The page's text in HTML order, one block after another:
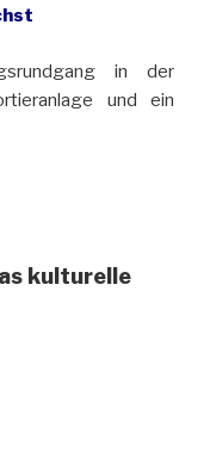
in der
und ein
kulturelle